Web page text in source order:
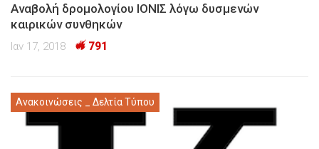
Αναβολή δρομολογίου ΙΟΝΙΣ λόγω δυσμενών
καιρικών συνθηκών
Ιαν 17, 2018 791
Ανακοινώσεις _ Δελτία Τύπου